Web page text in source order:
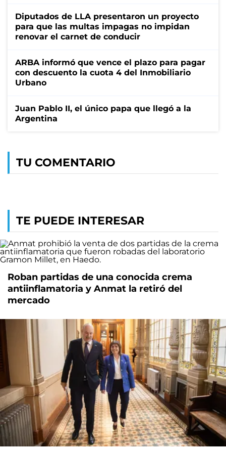
Diputados de LLA presentaron un proyecto
para que las multas impagas no impidan
renovar el carnet de conducir
ARBA informó que vence el plazo para pagar
con descuento la cuota 4 del Inmobiliario
Urbano
Juan Pablo II, el único papa que llegó a la
Argentina
TU COMENTARIO
TE PUEDE INTERESAR
Roban partidas de una conocida crema
antiinflamatoria y Anmat la retiró del
mercado